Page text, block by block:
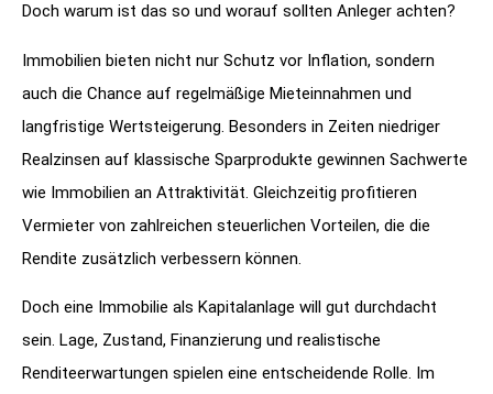
Doch warum ist das so und worauf sollten Anleger achten?
Immobilien bieten nicht nur Schutz vor Inflation, sondern
auch die Chance auf regelmäßige Mieteinnahmen und
langfristige Wertsteigerung. Besonders in Zeiten niedriger
Realzinsen auf klassische Sparprodukte gewinnen Sachwerte
wie Immobilien an Attraktivität. Gleichzeitig profitieren
Vermieter von zahlreichen steuerlichen Vorteilen, die die
Rendite zusätzlich verbessern können.
Doch eine Immobilie als Kapitalanlage will gut durchdacht
sein. Lage, Zustand, Finanzierung und realistische
Renditeerwartungen spielen eine entscheidende Rolle. Im